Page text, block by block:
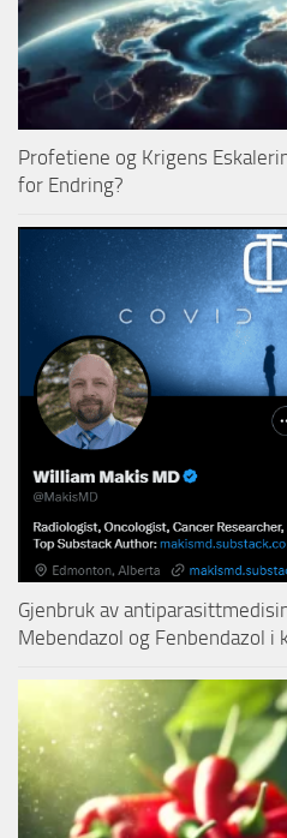
Profetiene og Krigens
for Endring?
Gjenbruk av
Mebendazol og Fenbendazol i